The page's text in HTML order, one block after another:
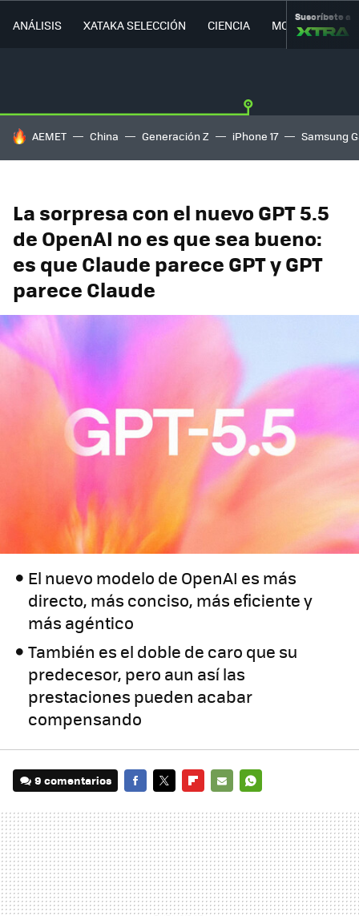
ANÁLISIS XATAKA SELECCIÓN CIENCIA MOVILIDAD
Suscríbete a
HOY SE HABLA DE
AEMET China Generación Z iPhone 17 Samsung
La sorpresa con el nuevo GPT 5.5
de OpenAI no es que sea bueno:
es que Claude parece GPT y GPT
parece Claude
El nuevo modelo de OpenAI es más
directo, más conciso, más eficiente y
más agéntico
También es el doble de caro que su
predecesor, pero aun así las
prestaciones pueden acabar
compensando
9 comentarios
MAIL